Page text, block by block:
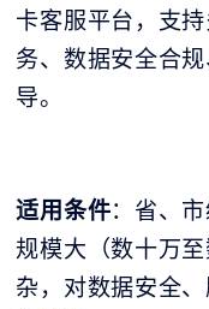
卡客服平台，支
务、数据安全合
导。
适用条件：省、
规模大（数十万
杂，对数据安全